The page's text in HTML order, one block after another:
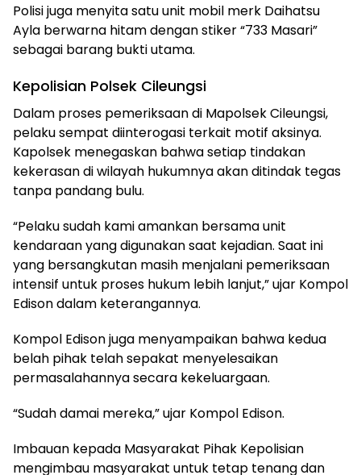
Polisi juga menyita satu unit mobil merk Daihatsu
Ayla berwarna hitam dengan stiker “733 Masari”
sebagai barang bukti utama.
Kepolisian Polsek Cileungsi
Dalam proses pemeriksaan di Mapolsek Cileungsi,
pelaku sempat diinterogasi terkait motif aksinya.
Kapolsek menegaskan bahwa setiap tindakan
kekerasan di wilayah hukumnya akan ditindak tegas
tanpa pandang bulu.
“Pelaku sudah kami amankan bersama unit
kendaraan yang digunakan saat kejadian. Saat ini
yang bersangkutan masih menjalani pemeriksaan
intensif untuk proses hukum lebih lanjut,” ujar Kompol
Edison dalam keterangannya.
Kompol Edison juga menyampaikan bahwa kedua
belah pihak telah sepakat menyelesaikan
permasalahannya secara kekeluargaan.
“Sudah damai mereka,” ujar Kompol Edison.
Imbauan kepada Masyarakat Pihak Kepolisian
mengimbau masyarakat untuk tetap tenang dan